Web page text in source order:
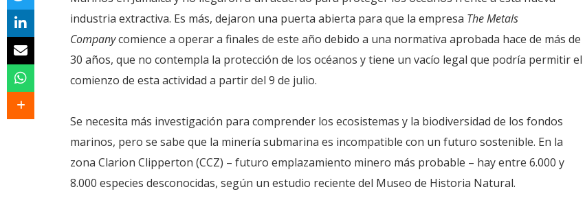
industria extractiva. Es más, dejaron una puerta abierta para que la empresa The Metals
Companycomience a operar a finales de este año debido a una normativa aprobada hace de más de
30 años, que no contempla la protección de los océanos y tiene un vacío legal que podría permitir el
comienzo de esta actividad a partir del 9 de julio.
Se necesita más investigación para comprender los ecosistemas y la biodiversidad de los fondos
marinos, pero se sabe que la minería submarina es incompatible con un futuro sostenible. En la
zona Clarion Clipperton (CCZ) – futuro emplazamiento minero más probable – hay entre 6.000 y
8.000 especies desconocidas, según un estudio reciente del Museo de Historia Natural.